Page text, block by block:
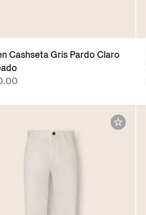
Cashseta Gris Pardo Claro